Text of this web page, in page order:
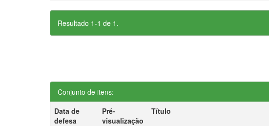
Resultado 1-1 de 1.
Conjunto de itens:
Data de
defesa
Pré-
visualização
Título